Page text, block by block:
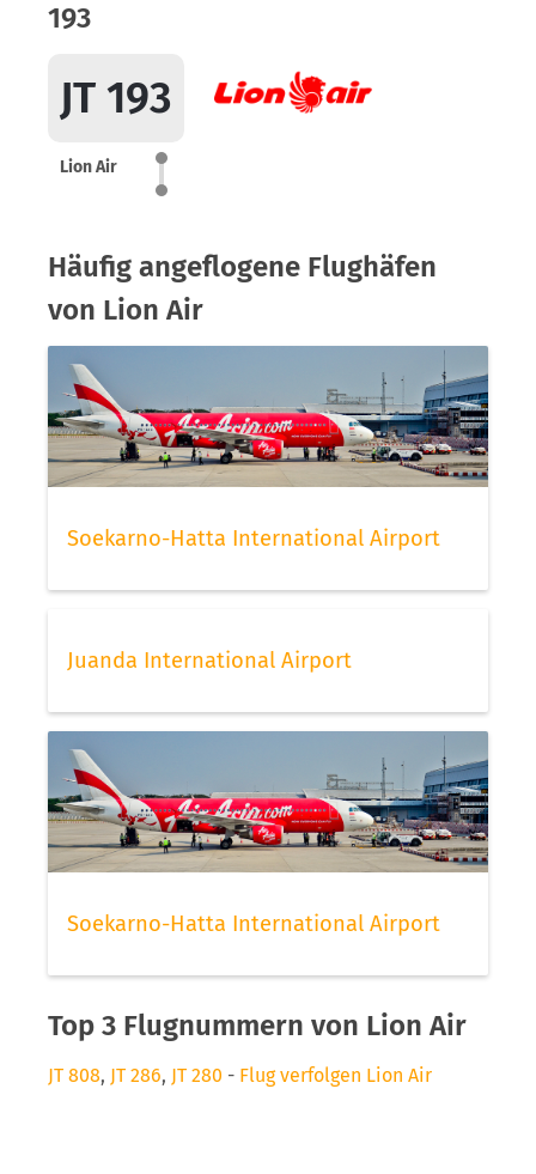
193
JT 193
Lion Air
Häufig angeflogene Flughäfen
von Lion Air
Soekarno-Hatta International Airport
Juanda International Airport
Soekarno-Hatta International Airport
Top 3 Flugnummern von Lion Air
JT 808, JT 286, JT 280 - Flug verfolgen Lion Air